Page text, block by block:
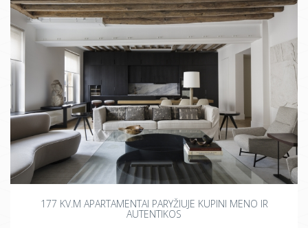
177 KV.M APARTAMENTAI PARYŽIUJE KUPINI MENO IR
AUTENTIKOS